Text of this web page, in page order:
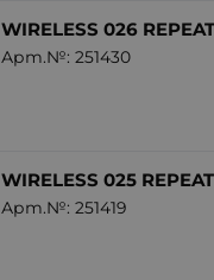
WIRELESS 026
Арт.№: 251430
WIRELESS 025
Арт.№: 251419